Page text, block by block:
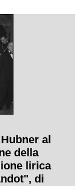
al
della
lirica
di